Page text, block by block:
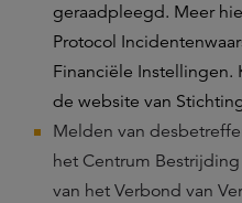
geraadpleegd. Meer
Protocol
Financiële Instellingen.
de website van
Melden van
het Centrum
van het Verbond van